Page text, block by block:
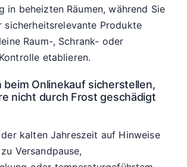
in beheizten Räumen, während Sie
sicherheitsrelevante Produkte
Raum-, Schrank- oder
etablieren.
beim Onlinekauf sicherstellen,
nicht durch Frost geschädigt
kalten Jahreszeit auf Hinweise
Versandpause,